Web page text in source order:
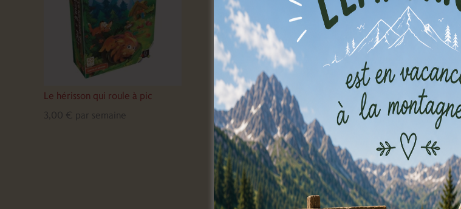
Le hérisson qui roule à pic
3,00 € par semaine